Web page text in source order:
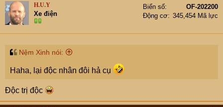
H.U.Y
Xe điện
Biển số
OF-202200
Động cơ
345,454 Mã lực
Nệm Xinh nói:
Haha, lại độc nhân đôi hả cụ
Độc trị độc